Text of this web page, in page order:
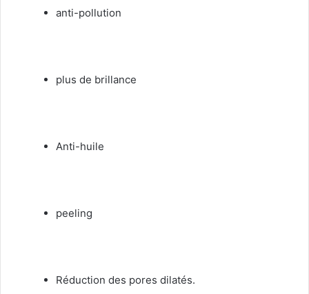
anti-pollution
plus de brillance
Anti-huile
peeling
Réduction des pores dilatés.